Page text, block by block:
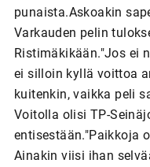
punaista.Askoakin
Varkauden pelin
Ristimäkikään."Jos ei
ei silloin kyllä voittoa
kuitenkin, vaikka peli
Voitolla olisi TP-
entisestään."Paikkoja
Ainakin viisi ihan